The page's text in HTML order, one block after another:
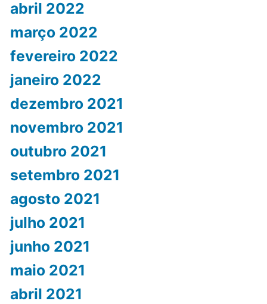
abril 2022
março 2022
fevereiro 2022
janeiro 2022
dezembro 2021
novembro 2021
outubro 2021
setembro 2021
agosto 2021
julho 2021
junho 2021
maio 2021
abril 2021